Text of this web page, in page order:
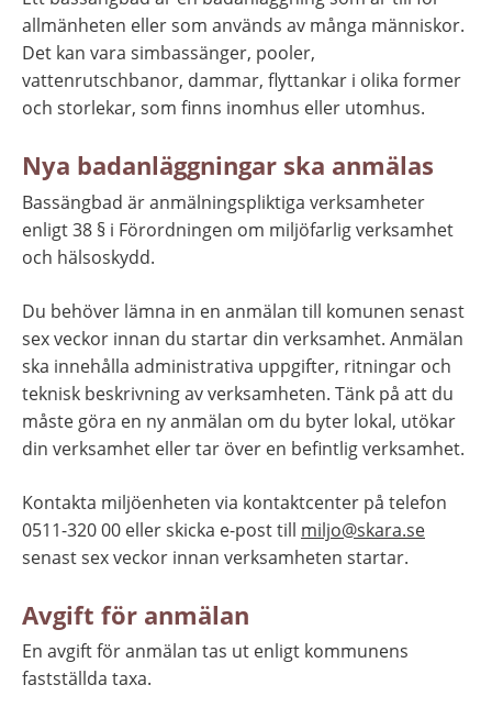
allmänheten eller som används av många människor.
Det kan vara simbassänger, pooler,
vattenrutschbanor, dammar, flyttankar i olika former
och storlekar, som finns inomhus eller utomhus.
Nya badanläggningar ska anmälas
Bassängbad är anmälningspliktiga verksamheter
enligt 38 § i Förordningen om miljöfarlig verksamhet
och hälsoskydd.
Du behöver lämna in en anmälan till komunen senast
sex veckor innan du startar din verksamhet. Anmälan
ska innehålla administrativa uppgifter, ritningar och
teknisk beskrivning av verksamheten. Tänk på att du
måste göra en ny anmälan om du byter lokal, utökar
din verksamhet eller tar över en befintlig verksamhet.
Kontakta miljöenheten via kontaktcenter på telefon
0511-320 00 eller skicka e-post till miljo@skara.se
senast sex veckor innan verksamheten startar.
Avgift för anmälan
En avgift för anmälan tas ut enligt kommunens
fastställda taxa.